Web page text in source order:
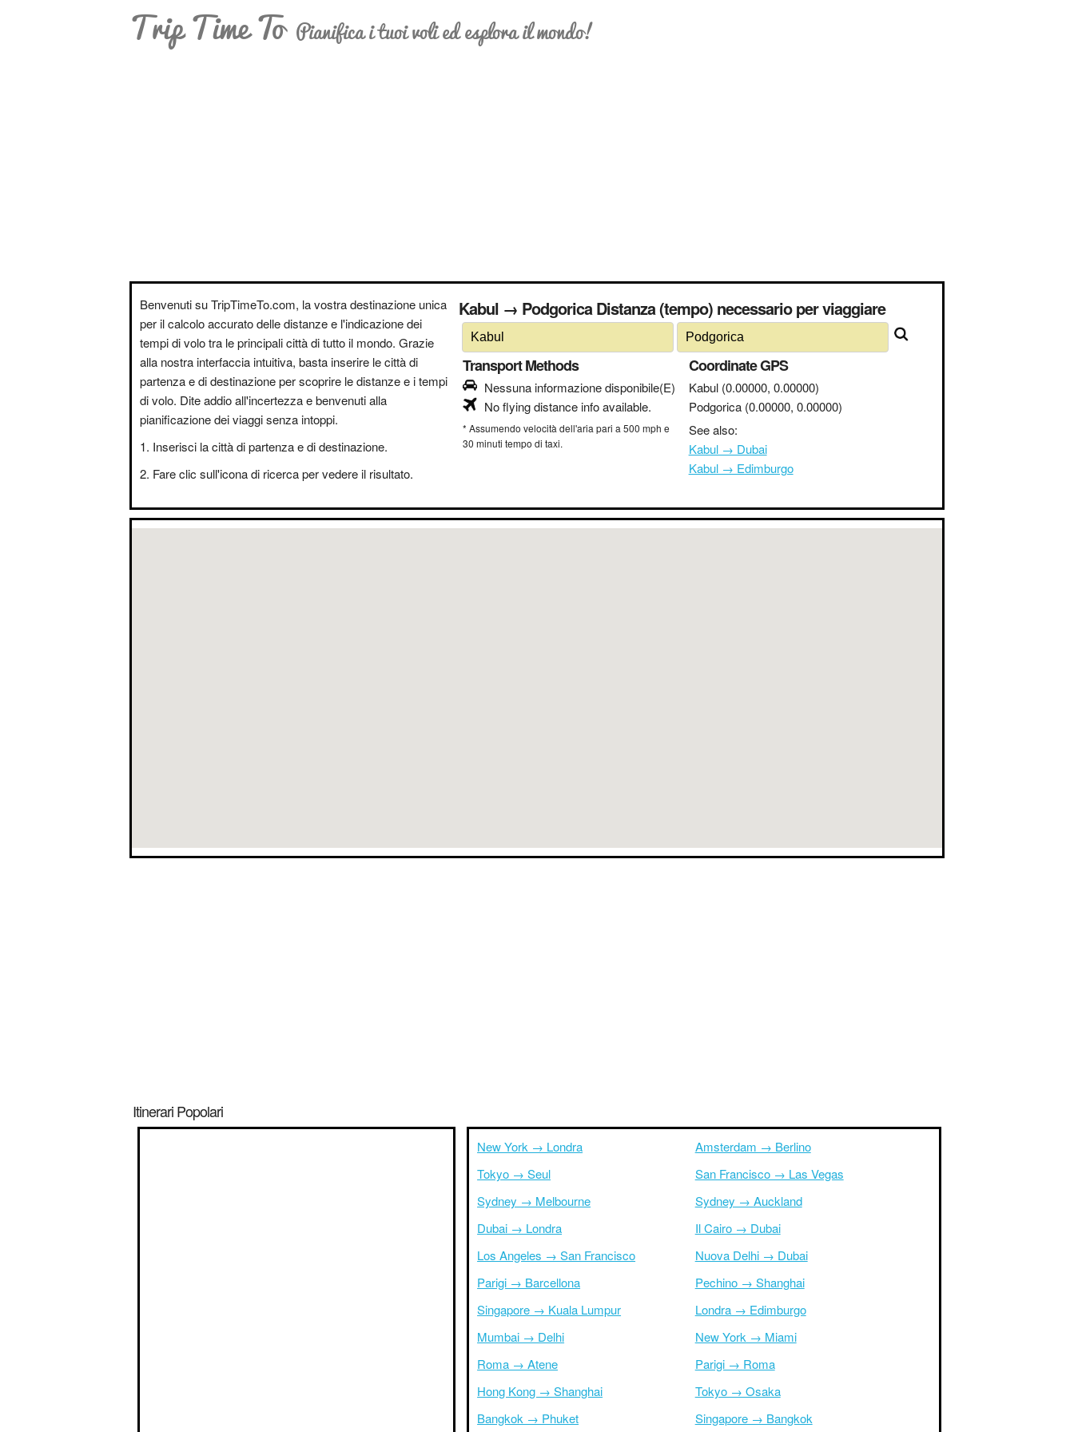
Trip Time To Pianifica i tuoi voli ed esplora il mondo!
Benvenuti su TripTimeTo.com, la vostra destinazione unica
per il calcolo accurato delle distanze e l'indicazione dei
tempi di volo tra le principali città di tutto il mondo. Grazie
alla nostra interfaccia intuitiva, basta inserire le città di
partenza e di destinazione per scoprire le distanze e i tempi
di volo. Dite addio all'incertezza e benvenuti alla
pianificazione dei viaggi senza intoppi.
Inserisci la città di partenza e di destinazione.
Fare clic sull'icona di ricerca per vedere il risultato.
Kabul → Podgorica Distanza (tempo) necessario per viaggiare
Transport Methods
Nessuna informazione disponibile(E)
No flying distance info available.
* Assumendo velocità dell'aria pari a 500 mph e
30 minuti tempo di taxi.
Coordinate GPS
Kabul (0.00000, 0.00000)
Podgorica (0.00000, 0.00000)
See also:
Kabul → Dubai
Kabul → Edimburgo
Itinerari Popolari
New York → Londra
Tokyo → Seul
Sydney → Melbourne
Dubai → Londra
Los Angeles → San Francisco
Parigi → Barcellona
Singapore → Kuala Lumpur
Mumbai → Delhi
Roma → Atene
Hong Kong → Shanghai
Bangkok → Phuket
Amsterdam → Berlino
San Francisco → Las Vegas
Sydney → Auckland
Il Cairo → Dubai
Nuova Delhi → Dubai
Pechino → Shanghai
Londra → Edimburgo
New York → Miami
Parigi → Roma
Tokyo → Osaka
Singapore → Bangkok